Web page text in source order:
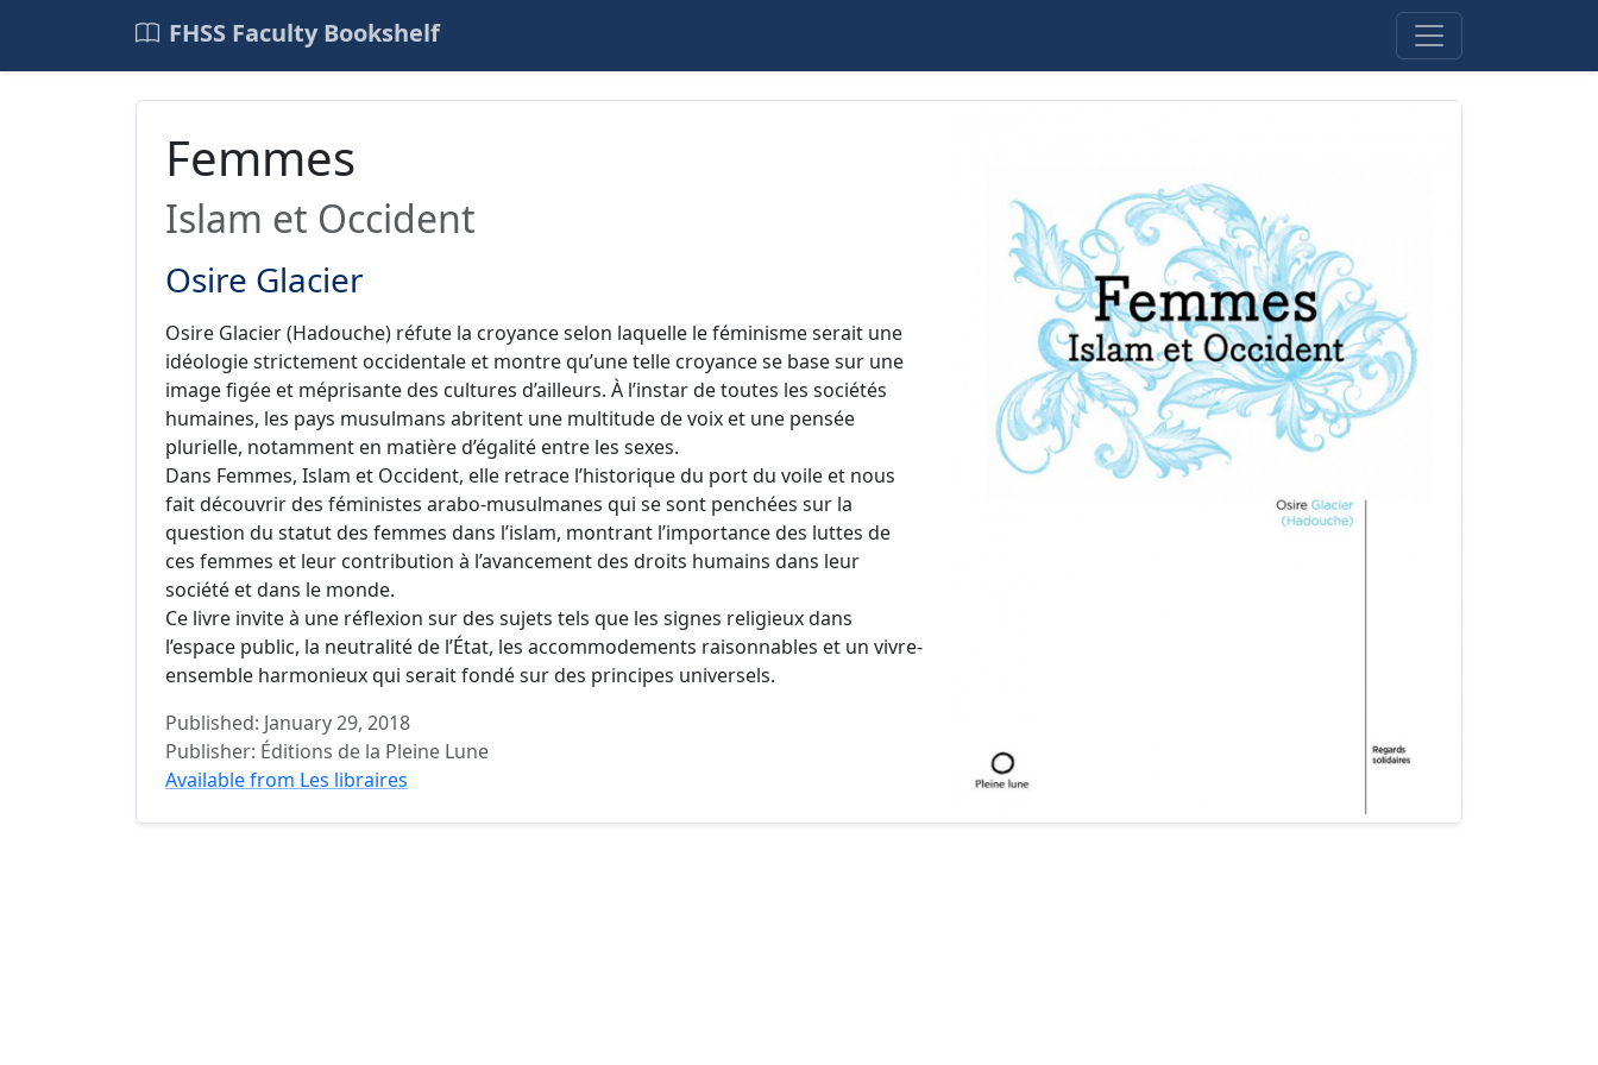
FHSS Faculty Bookshelf
Femmes
Islam et Occident
Osire Glacier
Osire Glacier (Hadouche) réfute la croyance selon laquelle le féminisme serait une
idéologie strictement occidentale et montre qu’une telle croyance se base sur une
image figée et méprisante des cultures d’ailleurs. À l’instar de toutes les sociétés
humaines, les pays musulmans abritent une multitude de voix et une pensée
plurielle, notamment en matière d’égalité entre les sexes.
Dans Femmes, Islam et Occident, elle retrace l’historique du port du voile et nous
fait découvrir des féministes arabo-musulmanes qui se sont penchées sur la
question du statut des femmes dans l’islam, montrant l’importance des luttes de
ces femmes et leur contribution à l’avancement des droits humains dans leur
société et dans le monde.
Ce livre invite à une réflexion sur des sujets tels que les signes religieux dans
l’espace public, la neutralité de l’État, les accommodements raisonnables et un vivre-
ensemble harmonieux qui serait fondé sur des principes universels.
Published: January 29, 2018
Publisher: Éditions de la Pleine Lune
Available from Les libraires